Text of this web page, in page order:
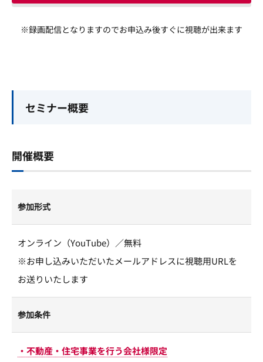
※録画配信となりますのでお申込み後すぐに視聴が出来ます
セミナー概要
開催概要
参加形式
オンライン（YouTube）／無料
※お申し込みいただいたメールアドレスに視聴用URLを
お送りいたします
参加条件
・不動産・住宅事業を行う会社様限定